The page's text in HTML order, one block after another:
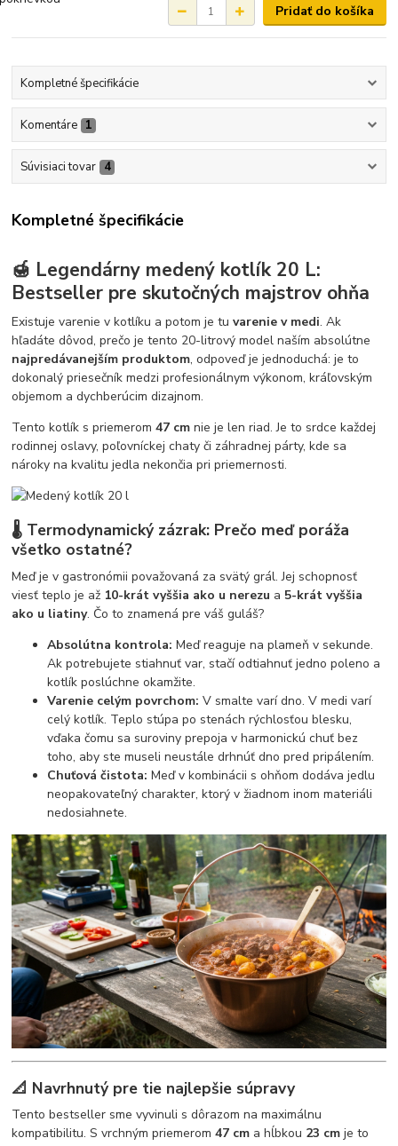
Pridať do košíka
Kompletné špecifikácie
Komentáre 1
Súvisiaci tovar 4
Kompletné špecifikácie
🍯 Legendárny medený kotlík 20 L:
Bestseller pre skutočných majstrov ohňa
Existuje varenie v kotlíku a potom je tuvarenie v medi. Ak
hľadáte dôvod, prečo je tento 20-litrový model naším absolútne
najpredávanejším produktom, odpoveď je jednoduchá: je to
dokonalý priesečník medzi profesionálnym výkonom, kráľovským
objemom a dychberúcim dizajnom.
Tento kotlík s priemerom47 cm nie je len riad. Je to srdce každej
rodinnej oslavy, poľovníckej chaty či záhradnej párty, kde sa
nároky na kvalitu jedla nekončia pri priemernosti.
🌡️ Termodynamický zázrak: Prečo meď poráža
všetko ostatné?
Meď je v gastronómii považovaná za svätý grál. Jej schopnosť
viesť teplo je až 10-krát vyššia ako u nerezu a 5-krát vyššia
ako u liatiny. Čo to znamená pre váš guláš?
Absolútna kontrola: Meď reaguje na plameň v sekunde.
Ak potrebujete stiahnuť var, stačí odtiahnuť jedno poleno a
kotlík poslúchne okamžite.
Varenie celým povrchom: V smalte varí dno. V medi varí
celý kotlík. Teplo stúpa po stenách rýchlosťou blesku,
vďaka čomu sa suroviny prepoja v harmonickú chuť bez
toho, aby ste museli neustále drhnúť dno pred pripálením.
Chuťová čistota: Meď v kombinácii s ohňom dodáva jedlu
neopakovateľný charakter, ktorý v žiadnom inom materiáli
nedosiahnete.
📐 Navrhnutý pre tie najlepšie súpravy
Tento bestseller sme vyvinuli s dôrazom na maximálnu
kompatibilitu. S vrchným priemerom47 cm a hĺbkou 23 cm je to